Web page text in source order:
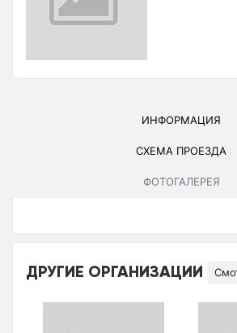
ИНФОРМАЦИЯ
СХЕМА ПРОЕЗДА
ФОТОГАЛЕРЕЯ
ДРУГИЕ ОРГАНИЗАЦИИ